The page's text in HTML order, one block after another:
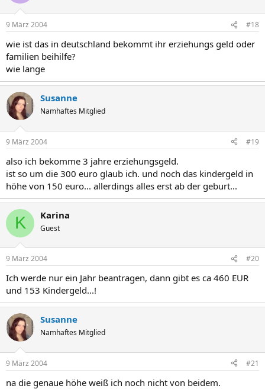
9 März 2004 #18
wie ist das in deutschland bekommt ihr erziehungs geld oder
familien beihilfe?
wie lange
Susanne
Namhaftes Mitglied
9 März 2004 #19
also ich bekomme 3 jahre erziehungsgeld.
ist so um die 300 euro glaub ich. und noch das kindergeld in
höhe von 150 euro... allerdings alles erst ab der geburt...
K Karina
Guest
9 März 2004 #20
Ich werde nur ein Jahr beantragen, dann gibt es ca 460 EUR
und 153 Kindergeld...!
Susanne
Namhaftes Mitglied
9 März 2004 #21
na die genaue höhe weiß ich noch nicht von beidem.